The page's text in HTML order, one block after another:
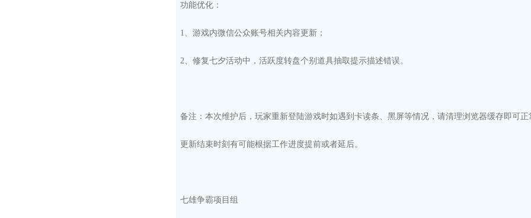
功能优化：
1、游戏内微信公众账号相关内容更新；
2、修复七夕活动中，活跃度转盘个别道具抽取提示描述错误。
备注：本次维护后，玩家重新登陆游戏时如遇到卡读条、黑屏等情况，请清理浏览器缓存即可正
更新结束时刻有可能根据工作进度提前或者延后。
七雄争霸项目组